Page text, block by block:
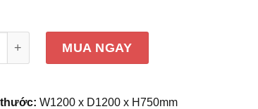
MUA NGAY
W1200 x D1200 x H750mm